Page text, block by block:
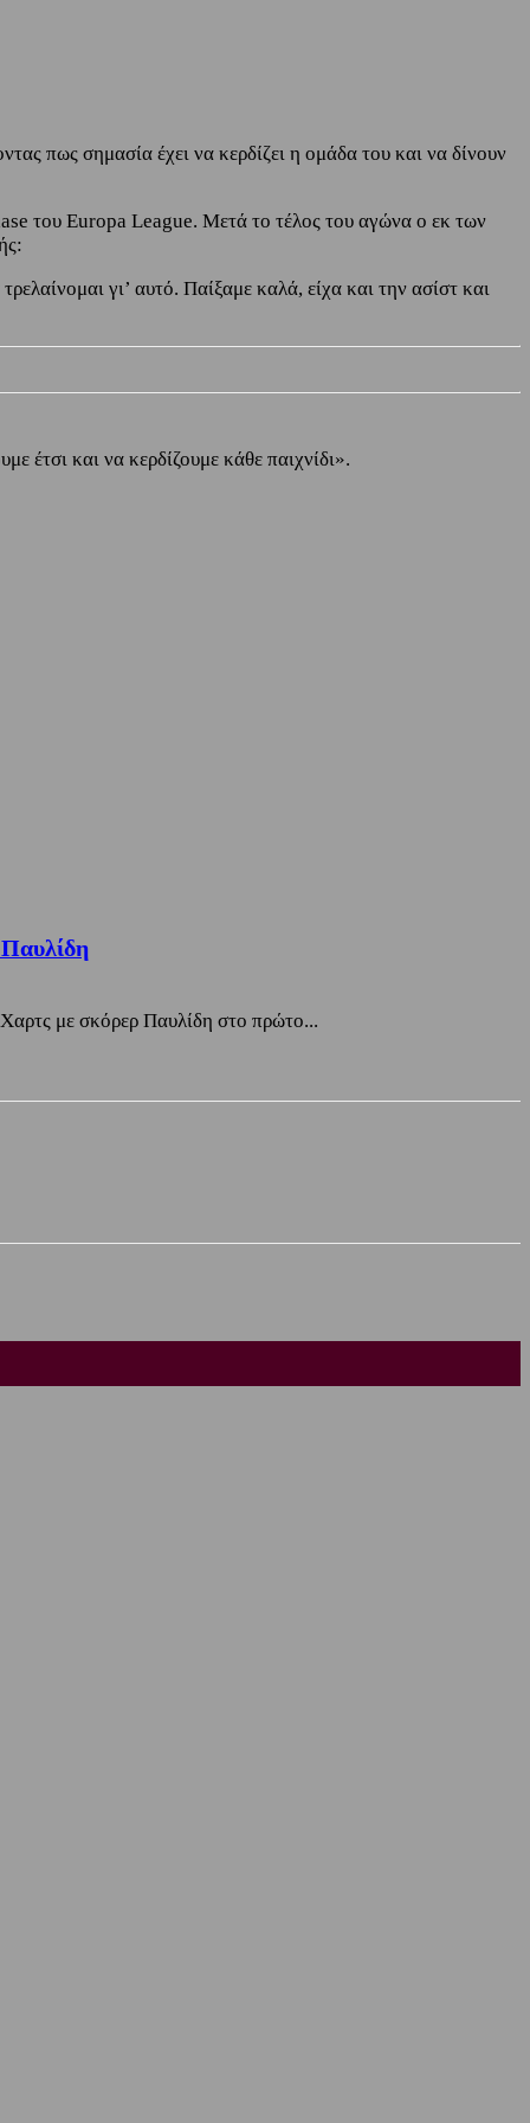
πως σημασία έχει να κερδίζει η ομάδα του και να δίνουν
του Europa League. Μετά το τέλος του αγώνα ο εκ των
γι’ αυτό. Παίξαμε καλά, είχα και την ασίστ και
έτσι και να κερδίζουμε κάθε παιχνίδι».
με σκόρερ Παυλίδη στο πρώτο...